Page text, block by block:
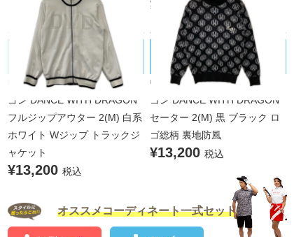
¥5,500 税込
DANCE WITH DRAGON/ダンスウィ
ズドラゴン
中古 メンズ ダンスウィズドラ
ゴン DANCE WITH DRAGON
フルジップアウター 2(M) 白系
ホワイト Wジップ トラックジ
ャケット
¥13,200 税込
DANCE WITH DRAGON/ダンスウィ
ズドラゴン
中古 メンズ ダンスウィズドラ
ゴン DANCE WITH DRAGON
セーター 2(M) 黒 ブラック ロ
ゴ総柄 裏地防風
¥13,200 税込
オススメコーディネート一式セット